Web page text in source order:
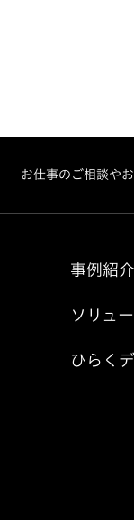
お仕事のご相談や
事例紹介
ソリュ
ひらく